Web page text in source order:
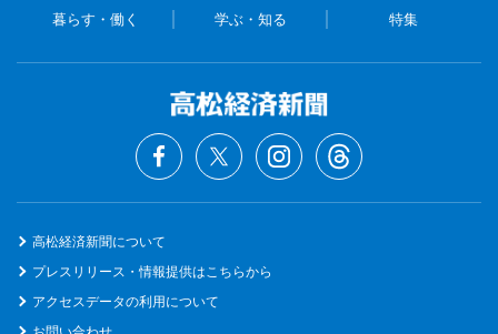
暮らす・働く 学ぶ・知る 特集
高松経済新聞について
プレスリリース・情報提供はこちらから
アクセスデータの利用について